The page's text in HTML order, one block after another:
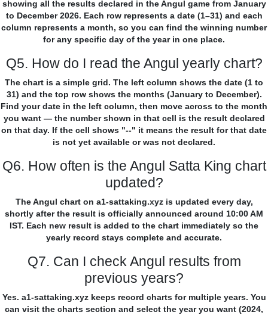
showing all the results declared in the Angul game from January
to December 2026. Each row represents a date (1–31) and each
column represents a month, so you can find the winning number
for any specific day of the year in one place.
Q5. How do I read the Angul yearly chart?
The chart is a simple grid. The left column shows the date (1 to
31) and the top row shows the months (January to December).
Find your date in the left column, then move across to the month
you want — the number shown in that cell is the result declared
on that day. If the cell shows "--" it means the result for that date
is not yet available or was not declared.
Q6. How often is the Angul Satta King chart
updated?
The Angul chart on a1-sattaking.xyz is updated every day,
shortly after the result is officially announced around 10:00 AM
IST. Each new result is added to the chart immediately so the
yearly record stays complete and accurate.
Q7. Can I check Angul results from
previous years?
Yes. a1-sattaking.xyz keeps record charts for multiple years. You
can visit the charts section and select the year you want (2024,